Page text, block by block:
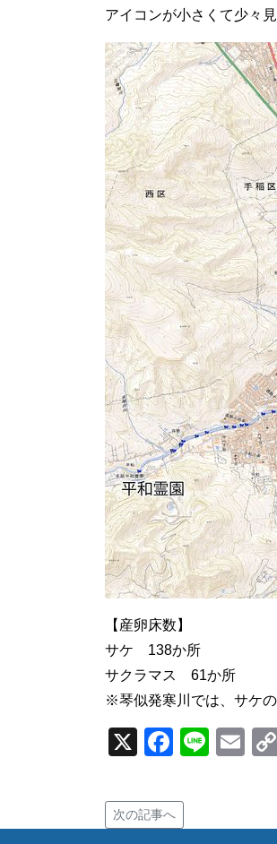
アイコンが小さくて少々
【産卵床数】
サケ 138か所
サクラマス 61か所
※琴似発寒川では、サケ
X Line
次の記事へ